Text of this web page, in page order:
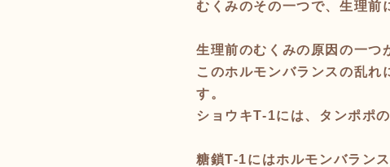
むくみのその一つで、生理前
生理前のむくみの原因の一つ
このホルモンバランスの乱
す。
ショウキT-1には、タンポポ
糖鎖T-1にはホルモンバラン